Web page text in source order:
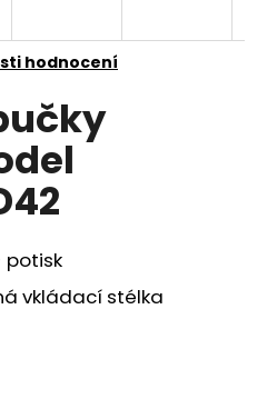
hodnocení
potisk
vkládací stélka